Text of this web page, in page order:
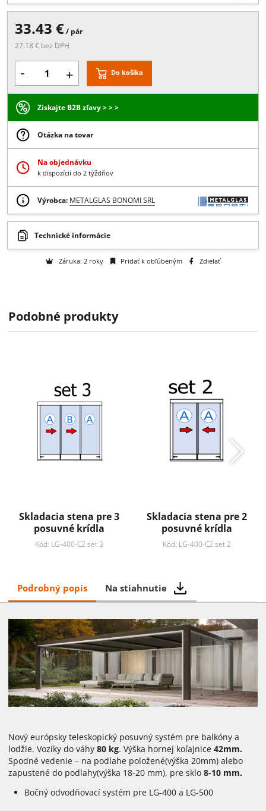
pre 3 - cestný pre 4 - cestný pre 5 - cestný
33.43 €
27.18 € bez DPH
- + Do košíka
Získajte B2B zľavy > > >
Otázka na tovar
Na objednávku
k dispozícii do 2 týždňov
Podobné produkty
Skladacia stena pre 3
posuvné krídla
Kód: LG-400-C2 set 3
Skladacia stena pre 2
posuvné krídla
Kód: LG-400-C2 set 2
Podrobný popis Na stiahnutie
Nový európsky teleskopický posuvný systém pre balkóny a
lodžie. Vozíky do váhy80 kg. Výška hornej koľajnice 42mm.
Spodné vedenie – na podlahe položené(výška 20mm) alebo
zapustené do podlahy(výška 18-20 mm), pre sklo 8-10 mm.
Bočný odvodňovací systém pre LG-400 a LG-500